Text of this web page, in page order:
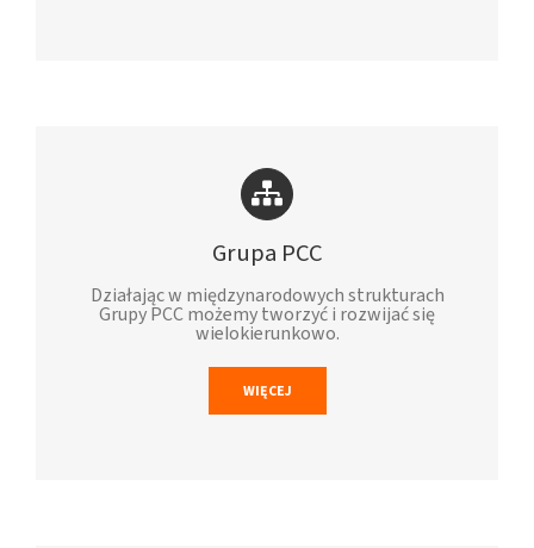
Grupa PCC
Działając w międzynarodowych strukturach
Grupy PCC możemy tworzyć i rozwijać się
wielokierunkowo.
WIĘCEJ